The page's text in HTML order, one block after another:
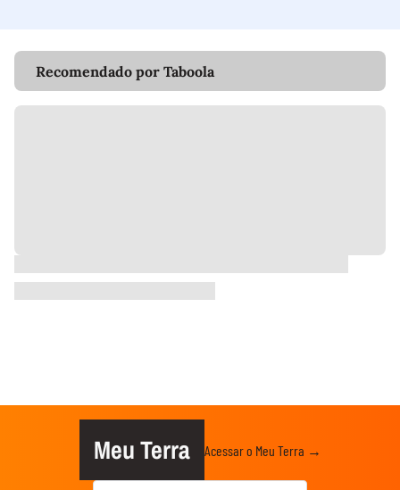
Recomendado por Taboola
Meu Terra Acessar o Meu Terra →